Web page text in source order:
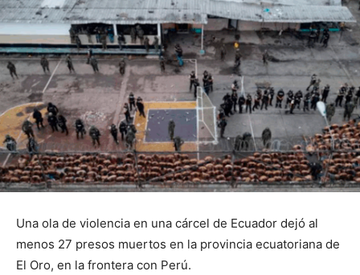
Una ola de violencia en una cárcel de Ecuador dejó al
menos 27 presos muertos en la provincia ecuatoriana de
El Oro, en la frontera con Perú.